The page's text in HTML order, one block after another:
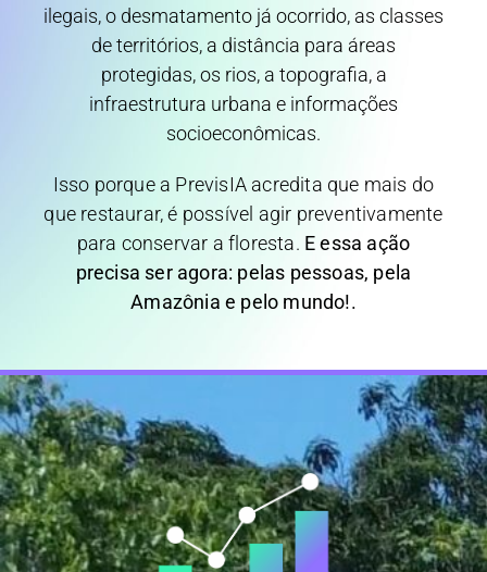
ilegais, o desmatamento já ocorrido, as classes
de territórios, a distância para áreas
protegidas, os rios, a topografia, a
infraestrutura urbana e informações
socioeconômicas.
Isso porque a PrevisIA acredita que mais do
que restaurar, é possível agir preventivamente
para conservar a floresta. E essa ação
precisa ser agora: pelas pessoas, pela
Amazônia e pelo mundo!.